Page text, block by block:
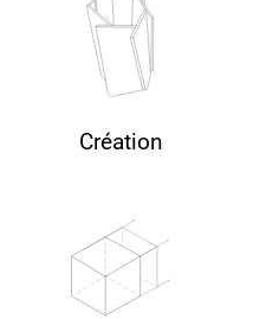
Création